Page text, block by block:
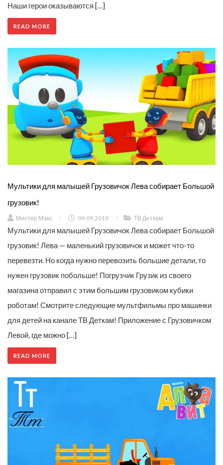
Наши герои оказываются […]
READ MORE
Мультики для малышей Грузовичок Лева собирает Большой
грузовик!
Мистер Макс / 09.09.2019 / ТВ Деткам
Мультики для малышей Грузовичок Лева собирает Большой
грузовик! Лева — маленький грузовичок и может что-то
перевезти. Но когда нужно перевозить большие детали, то
нужен грузовик побольше! Погрузчик Грузик из своего
магазина отправил с этим большим грузовиком кубики
роботам! Смотрите следующие мультфильмы про машинки
для детей на канале ТВ Деткам! Приложение с Грузовичком
Левой, где можно […]
READ MORE